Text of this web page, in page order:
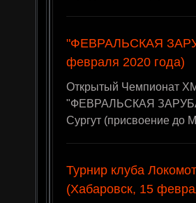
"ФЕВРАЛЬСКАЯ
февраля 2020 года)
Открытый Чемпионат
"ФЕВРАЛЬСКАЯ
Сургут (присвоение до
Турнир клуба
(Хабаровск, 15